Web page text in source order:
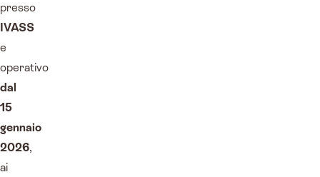
presso
IVASS
e
operativo
dal
15
gennaio
2026,
ai